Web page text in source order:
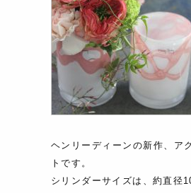
ヘンリーディーンの新作、ア
トです。
シリンダーサイズは、約直径